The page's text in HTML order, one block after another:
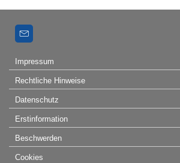
Impressum
Rechtliche Hinweise
Datenschutz
Erstinformation
Beschwerden
Cookies